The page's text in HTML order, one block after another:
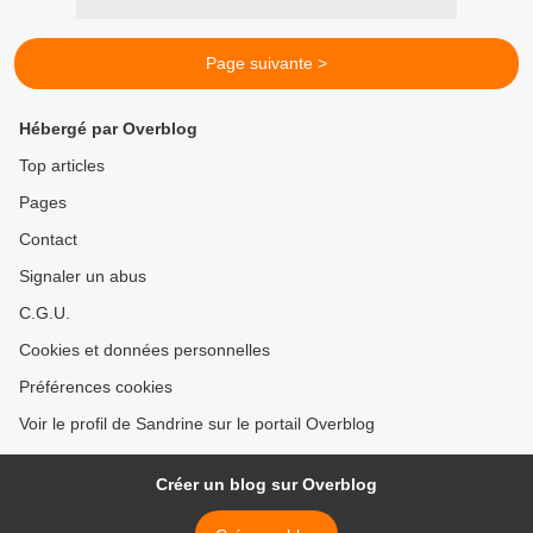
Page suivante >
Hébergé par Overblog
Top articles
Pages
Contact
Signaler un abus
C.G.U.
Cookies et données personnelles
Préférences cookies
Voir le profil de Sandrine sur le portail Overblog
Créer un blog sur Overblog